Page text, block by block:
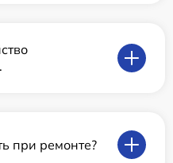
при ремонте?